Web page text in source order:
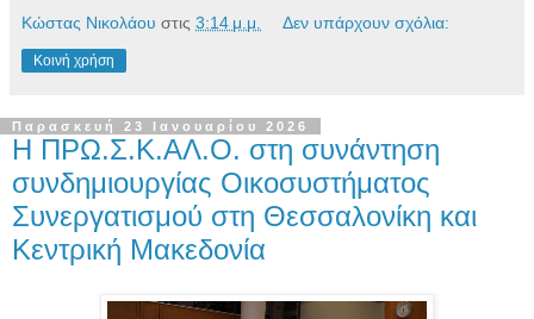
Κώστας Νικολάου στις 3:14 μ.μ. Δεν υπάρχουν σχόλια:
Κοινή χρήση
Παρασκευή 23 Ιανουαρίου 2026
Η ΠΡΩ.Σ.Κ.ΑΛ.Ο. στη συνάντηση
συνδημιουργίας Οικοσυστήματος
Συνεργατισμού στη Θεσσαλονίκη και
Κεντρική Μακεδονία